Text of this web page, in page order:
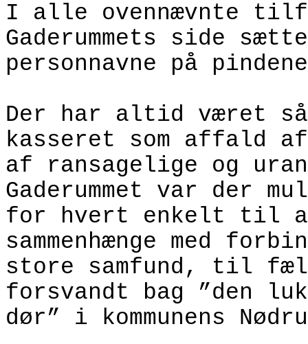
I alle ovennævnte
Gaderummets side
personnavne på
Der har altid været
kasseret som affald
af ransagelige og
Gaderummet var der
for hvert enkelt til
sammenhænge med
store samfund, til
forsvandt bag ”den
dør” i kommunens